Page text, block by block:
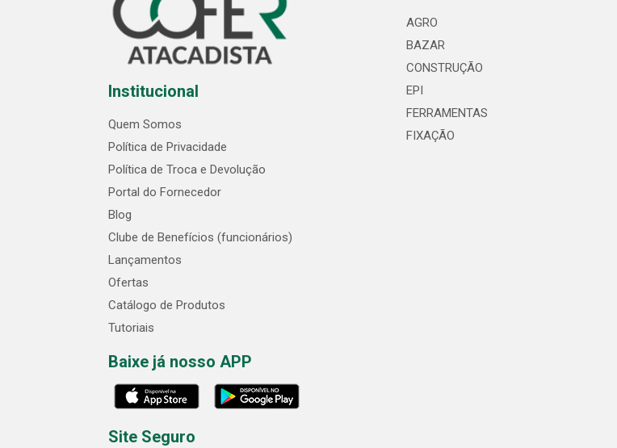
Institucional
Quem Somos
Política de Privacidade
Política de Troca e Devolução
Portal do Fornecedor
Blog
Clube de Benefícios (funcionários)
Lançamentos
Ofertas
Catálogo de Produtos
Tutoriais
Baixe já nosso APP
Site Seguro
AGRO
BAZAR
CONSTRUÇÃO
EPI
FERRAMENTAS
FIXAÇÃO